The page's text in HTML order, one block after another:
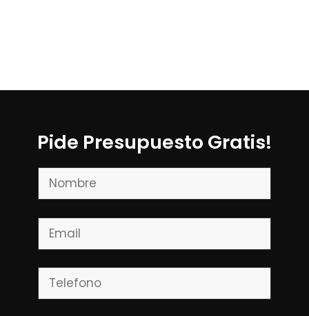
Pide Presupuesto Gratis!